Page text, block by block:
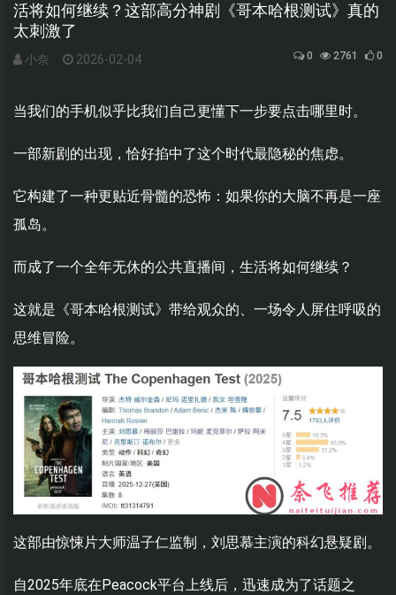
活将如何继续？这部高分神剧《哥本哈根测试》真的
太刺激了
小奈 2026-02-04 0 2761 0
当我们的手机似乎比我们自己更懂下一步要点击哪里时。
一部新剧的出现，恰好掐中了这个时代最隐秘的焦虑。
它构建了一种更贴近骨髓的恐怖：如果你的大脑不再是一座
孤岛。
而成了一个全年无休的公共直播间，生活将如何继续？
这就是《哥本哈根测试》带给观众的、一场令人屏住呼吸的
思维冒险。
这部由惊悚片大师温子仁监制，刘思慕主演的科幻悬疑剧。
自2025年底在Peacock平台上线后，迅速成为了话题之